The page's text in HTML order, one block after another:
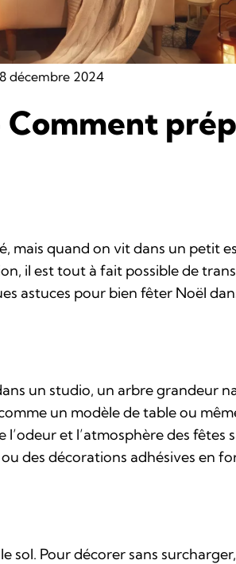
décembre 2024
quand on vit dans un petit
il est tout à fait possible de
astuces pour bien fêter Noël
un studio, un arbre grandeur
un modèle de table ou
et l’atmosphère des fêtes
des décorations adhésives en
sol. Pour décorer sans